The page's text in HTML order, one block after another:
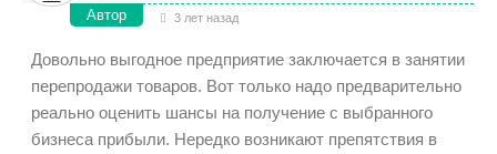
Автор 3 лет назад
Довольно выгодное предприятие заключается в занятии
перепродажи товаров. Вот только надо предварительно
реально оценить шансы на получение с выбранного
бизнеса прибыли. Нередко возникают препятствия в